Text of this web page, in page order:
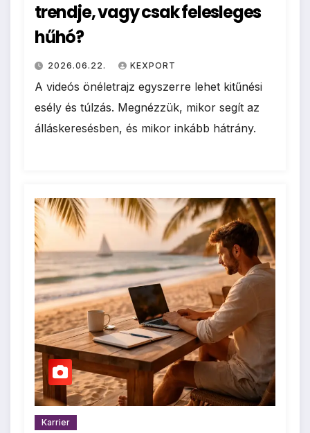
trendje, vagy csak felesleges
hűhó?
2026.06.22. KEXPORT
A videós önéletrajz egyszerre lehet kitűnési
esély és túlzás. Megnézzük, mikor segít az
álláskeresésben, és mikor inkább hátrány.
Karrier